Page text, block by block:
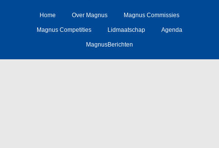
Home Over Magnus Magnus Commissies
Magnus Competities Lidmaatschap Agenda
MagnusBerichten